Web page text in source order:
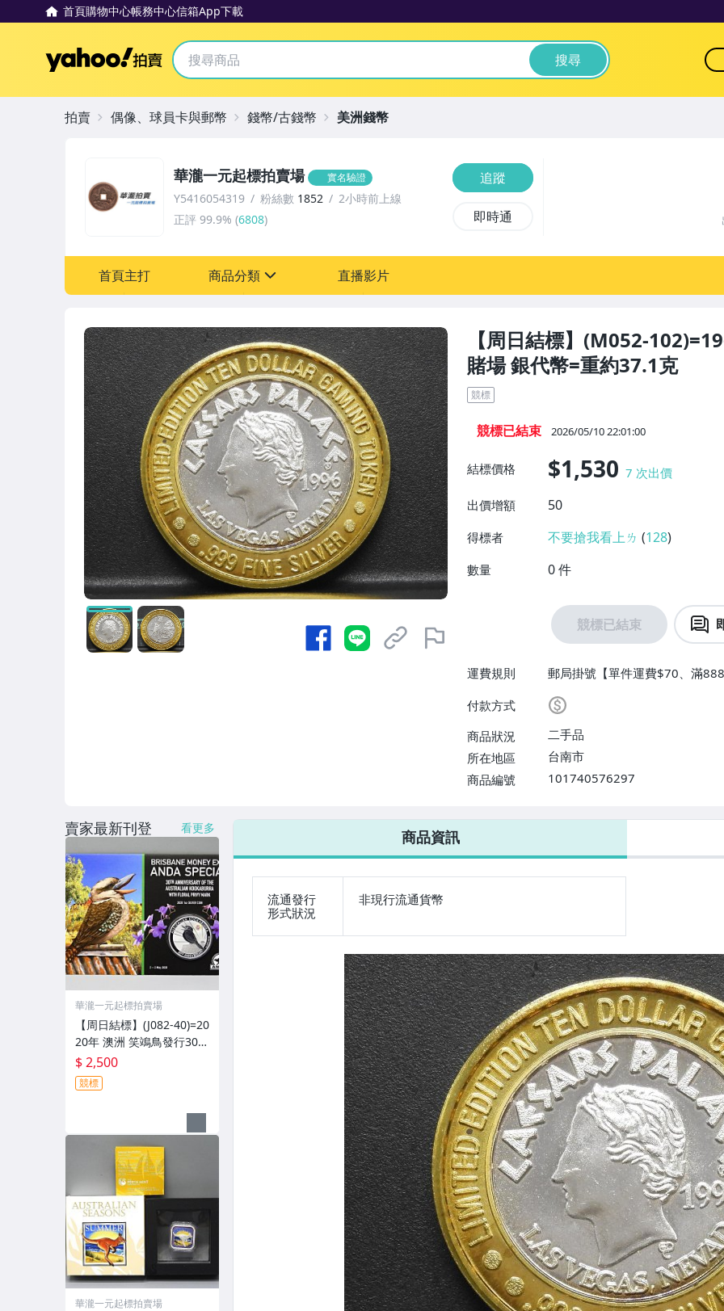
首頁購物中心帳務中心信箱App下載
Yahoo拍賣 搜尋
【周日結標】(M052-
賭場 銀代幣=重約37.1克
競標
競標已結束 2026/05/10 22:01:00
結標價格 $1,530 7 次出價
出價增額
50
得標者 不要搶我看上ㄌ (128)
數量 0件
競標已結束
運費規則
郵局掛號【單件運費$70、滿
付款方式
商品狀況
二手品
所在地區
台南市
商品編號
101740576297
華瀧一元起標拍賣場 實名驗證
Y5416054319 粉絲數 1852
2小時前上線
正評 99.9% (6808)
追蹤
即時通
首頁主打 商品分類
古董、藝術與礦石
玩具、模型與公仔
偶像、球員卡與郵幣
手錶與飾品配件
直播影片
拍賣 偶像、球員卡與郵幣 錢幣/古錢幣 美洲錢幣
商品資訊
流通發行
形式狀況
非現行流通貨幣
賣家最新刊登 看更多
華瀧一元起標拍賣場
【周日結標】(J082-40)=20
20年 澳洲 笑鴗鳥發行30週
年1 OZ精鑄紀念銀幣_蘭花
鑄記=套裝含證 =保真
$ 2,500
競標
華瀧一元起標拍賣場